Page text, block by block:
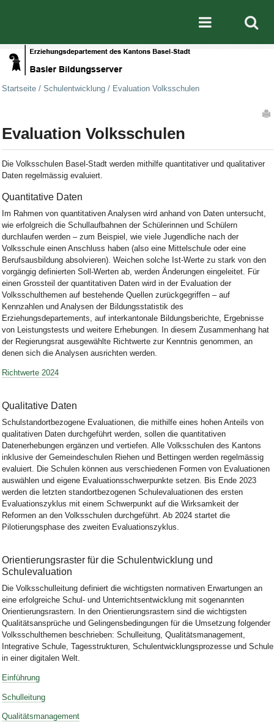
Mobile
Startseite / Schulentwicklung / Evaluation Volksschulen
Evaluation Volksschulen
Die Volksschulen Basel-Stadt werden mithilfe quantitativer und qualitativer
Daten regelmässig evaluiert.
Quantitative Daten
Im Rahmen von quantitativen Analysen wird anhand von Daten untersucht,
wie erfolgreich die Schullaufbahnen der Schülerinnen und Schülern
durchlaufen werden – zum Beispiel, wie viele Jugendliche nach der
Volksschule einen Anschluss haben (also eine Mittelschule oder eine
Berufsausbildung absolvieren). Weichen solche Ist-Werte zu stark von den
vorgängig definierten Soll-Werten ab, werden Änderungen eingeleitet. Für
einen Grossteil der quantitativen Daten wird in der Evaluation der
Volksschulthemen auf bestehende Quellen zurückgegriffen – auf
Kennzahlen und Analysen der Bildungsstatistik des
Erziehungsdepartements, auf interkantonale Bildungsberichte, Ergebnisse
von Leistungstests und weitere Erhebungen. In diesem Zusammenhang hat
der Regierungsrat ausgewählte Richtwertezur Kenntnis genommen, an
denen sich die Analysen ausrichten werden.
Richtwerte 2024
Qualitative Daten
Schulstandortbezogene Evaluationen, die mithilfe eines hohen Anteils von
qualitativen Daten durchgeführt werden, sollen die quantitativen
Datenerhebungen ergänzen und vertiefen. Alle Volksschulen des Kantons
inklusive der Gemeindeschulen Riehen und Bettingen werden regelmässig
evaluiert. Die Schulen können aus verschiedenen Formen von Evaluationen
auswählen und eigene Evaluationsschwerpunkte setzen. Bis Ende 2023
werden die letzten standortbezogenen Schulevaluationen des ersten
Evaluationszyklus mit einem Schwerpunkt auf die Wirksamkeit der
Reformen an den Volksschulen durchgeführt. Ab 2024 startet die
Pilotierungsphase des zweiten Evaluationszyklus.
Orientierungsraster für die Schulentwicklung und
Schulevaluation
Die Volksschulleitung definiert die wichtigsten normativen Erwartungen an
eine erfolgreiche Schul- und Unterrichtsentwicklung mit sogenannten
Orientierungsrastern. In den Orientierungsrastern sind die wichtigsten
Qualitätsansprüche und Gelingensbedingungen für die Umsetzung folgender
Volksschulthemen beschrieben: Schulleitung, Qualitätsmanagement,
Integrative Schule, Tagesstrukturen, Schulentwicklungsprozesse und Schule
in einer digitalen Welt.
Einführung
Schulleitung
Qualitätsmanagement